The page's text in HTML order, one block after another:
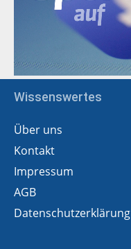
Wissenswertes
Über uns
Kontakt
Impressum
AGB
Datenschutzerklärung